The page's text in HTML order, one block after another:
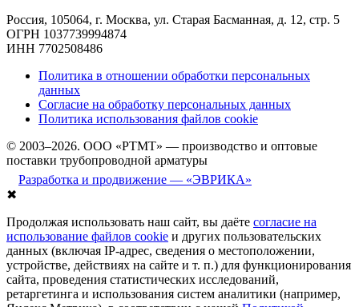
Россия, 105064, г. Москва, ул. Старая Басманная, д. 12, стр. 5
ОГРН 1037739994874
ИНН 7702508486
Политика в отношении обработки персональных
данных
Согласие на обработку персональных данных
Политика использования файлов cookie
© 2003–2026. ООО «РТМТ» — производство и оптовые
поставки трубопроводной арматуры
Разработка и продвижение — «ЭВРИКА»
✖
Продолжая использовать наш сайт, вы даёте согласие на
использование файлов cookie и других пользовательских
данных (включая IP-адрес, сведения о местоположении,
устройстве, действиях на сайте и т. п.) для функционирования
сайта, проведения статистических исследований,
ретаргетинга и использования систем аналитики (например,